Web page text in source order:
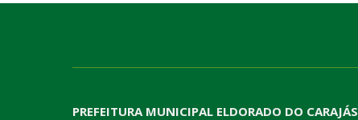
PREFEITURA MUNICIPAL ELDORADO DO CARAJÁS